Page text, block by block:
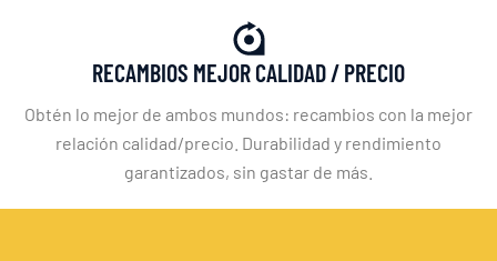
RECAMBIOS MEJOR CALIDAD / PRECIO
Obtén lo mejor de ambos mundos: recambios con la mejor
relación calidad/precio. Durabilidad y rendimiento
garantizados, sin gastar de más.